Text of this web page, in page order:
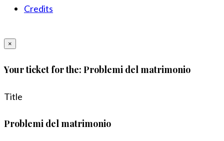
Credits
×
Your ticket for the: Problemi del matrimonio
Title
Problemi del matrimonio